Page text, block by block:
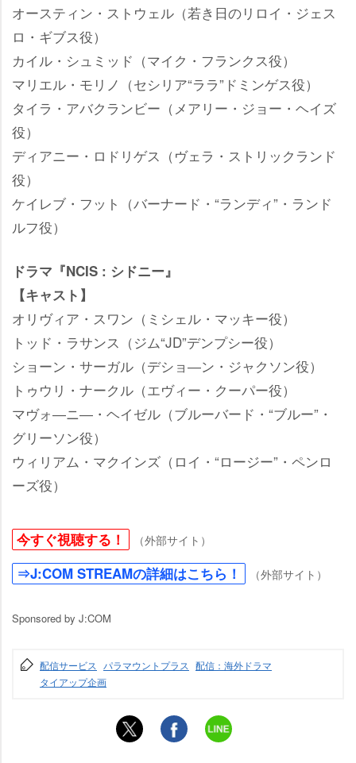
オースティン・ストウェル（若き日のリロイ・ジェス
ロ・ギブス役）
カイル・シュミッド（マイク・フランクス役）
マリエル・モリノ（セシリア“ララ”ドミンゲス役）
タイラ・アバクランビー（メアリー・ジョー・ヘイズ
役）
ディアニー・ロドリゲス（ヴェラ・ストリックランド
役）
ケイレブ・フット（バーナード・“ランディ”・ランド
ルフ役）
ドラマ『NCIS : シドニー』
【キャスト】
オリヴィア・スワン（ミシェル・マッキー役）
トッド・ラサンス（ジム“JD”デンプシー役）
ショーン・サーガル（デショ―ン・ジャクソン役）
トゥウリ・ナークル（エヴィー・クーパー役）
マヴォ―ニ―・ヘイゼル（ブルーバード・“ブルー”・
グリーソン役）
ウィリアム・マクインズ（ロイ・“ロージー”・ペンロ
ーズ役）
今すぐ視聴する！ （外部サイト）
⇒J:COM STREAMの詳細はこちら！ （外部サイト）
Sponsored by J:COM
配信サービス パラマウントプラス 配信：海外ドラマ
タイアップ企画